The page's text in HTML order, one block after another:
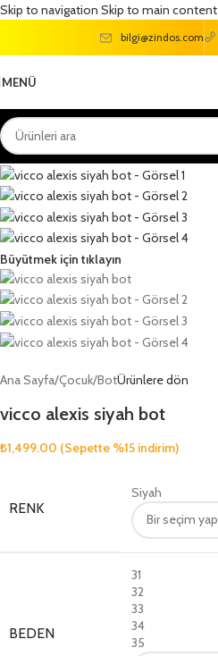
Skip to navigation Skip to main content
bilgi@zindos.com
MENÜ
Büyütmek için tıklayın
Ana Sayfa/Çocuk/BotÜrünlere dön
vicco alexis siyah bot
₺1,499.00 (Sepette %15 indirim)
RENK
Siyah
BEDEN
31
32
33
34
35